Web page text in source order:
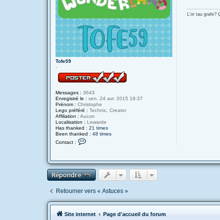
Tofe59
-
Messages : 3643
Enregistré le : ven. 24 avr. 2015 19:37
Prénom : Christophe
Lego préféré : Technic, Creator
Affiliation : Aucun
Localisation : Lewarde
Has thanked : 21 times
Been thanked : 48 times
Contact :
a
c
t
e
T
o
f
5
L'or tau grafe?
Répondre
Retourner vers « Astuces »
Site internet Page d'accueil du forum